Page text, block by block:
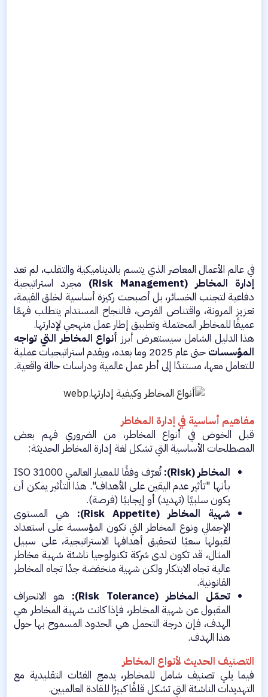
في عالم الأعمال المعاصر الذي يتسم بالديناميكية والتقلب، لم تعد
إدارة المخاطر (Risk Management)
مجرد استراتيجية
دفاعية لتجنب الخسائر، بل أصبحت ركيزة أساسية لخلق القيمة،
تعزيز المرونة، واقتناص الفرص، فالنجاح المستدام يتطلب فهمًا
عميقًا للمخاطر المحتملة وتطبيق إطار عمل منهجي لإدارتها.
هذا الدليل الشامل سيستعرض أبرز أنواع المخاطر التي تواجه
المؤسسات
حتى عام 2025 وما بعده، ويقدم استراتيجيات عملية
للتعامل معها، مستندًا إلى أطر عمل عالمية ودراسات حالة واقعية.
مفاهيم أساسية في إدارة المخاطر
قبل الخوض في أنواع المخاطر، من الضروري فهم بعض
المصطلحات الأساسية التي تشكل لغة إدارة المخاطر الحديثة:​
المخاطر (Risk):
تُعرّف وفقًا للمعيار العالمي ISO 31000
بأنها "تأثير عدم اليقين على الأهداف". هذا التأثير يمكن أن
يكون سلبيًا (تهديد) أو إيجابيًا (فرصة).​
شهية المخاطر (Risk Appetite):
هي المستوى
الإجمالي ونوع المخاطر التي تكون المؤسسة على استعداد
لقبولها سعيًا لتحقيق أهدافها الاستراتيجية، على سبيل
المثال، قد تكون لدى شركة تكنولوجيا ناشئة شهية مخاطر
عالية تجاه الابتكار ولكن شهية منخفضة جدًا تجاه المخاطر
القانونية.​
تحمّل المخاطر (Risk Tolerance):
هو الانحراف
المقبول عن شهية المخاطر، فإذا كانت شهية المخاطر هي
الهدف، فإن درجة التحمل هي الحدود المسموح بها حول
هذا الهدف.​
التصنيف الحديث لأنواع المخاطر
فيما يلي تصنيف شامل للمخاطر، يدمج الفئات التقليدية مع
التهديدات الناشئة التي تشكل قلقًا كبيرًا للقادة العالميين.